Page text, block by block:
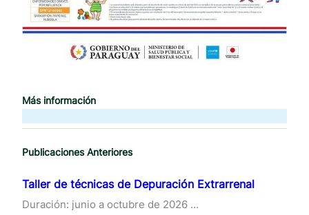
Más información
Publicaciones Anteriores
Taller de técnicas de Depuración Extrarrenal
Duración: junio a octubre de 2026 …